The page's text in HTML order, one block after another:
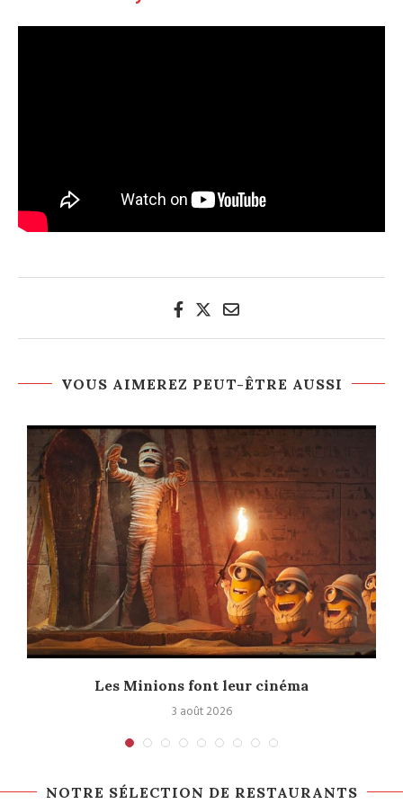
VOUS AIMEREZ PEUT-ÊTRE AUSSI
Les Minions font leur cinéma
3 août 2026
NOTRE SÉLECTION DE RESTAURANTS